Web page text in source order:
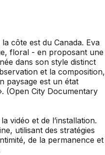
côte est du Canada. Eva
floral - en proposant une
dans son style distinct
et la composition,
paysage est un état
(Open City Documentary
vidéo et de l’installation.
utilisant des stratégies
de la permanence et